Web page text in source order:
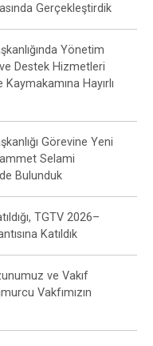
Gerçekleştirdik
Yönetim
Destek Hizmetleri
Hayırlı
Görevine Yeni
Selami
Bulunduk
TGTV 2026–
Katıldık
ve Vakıf
Vakfımızın